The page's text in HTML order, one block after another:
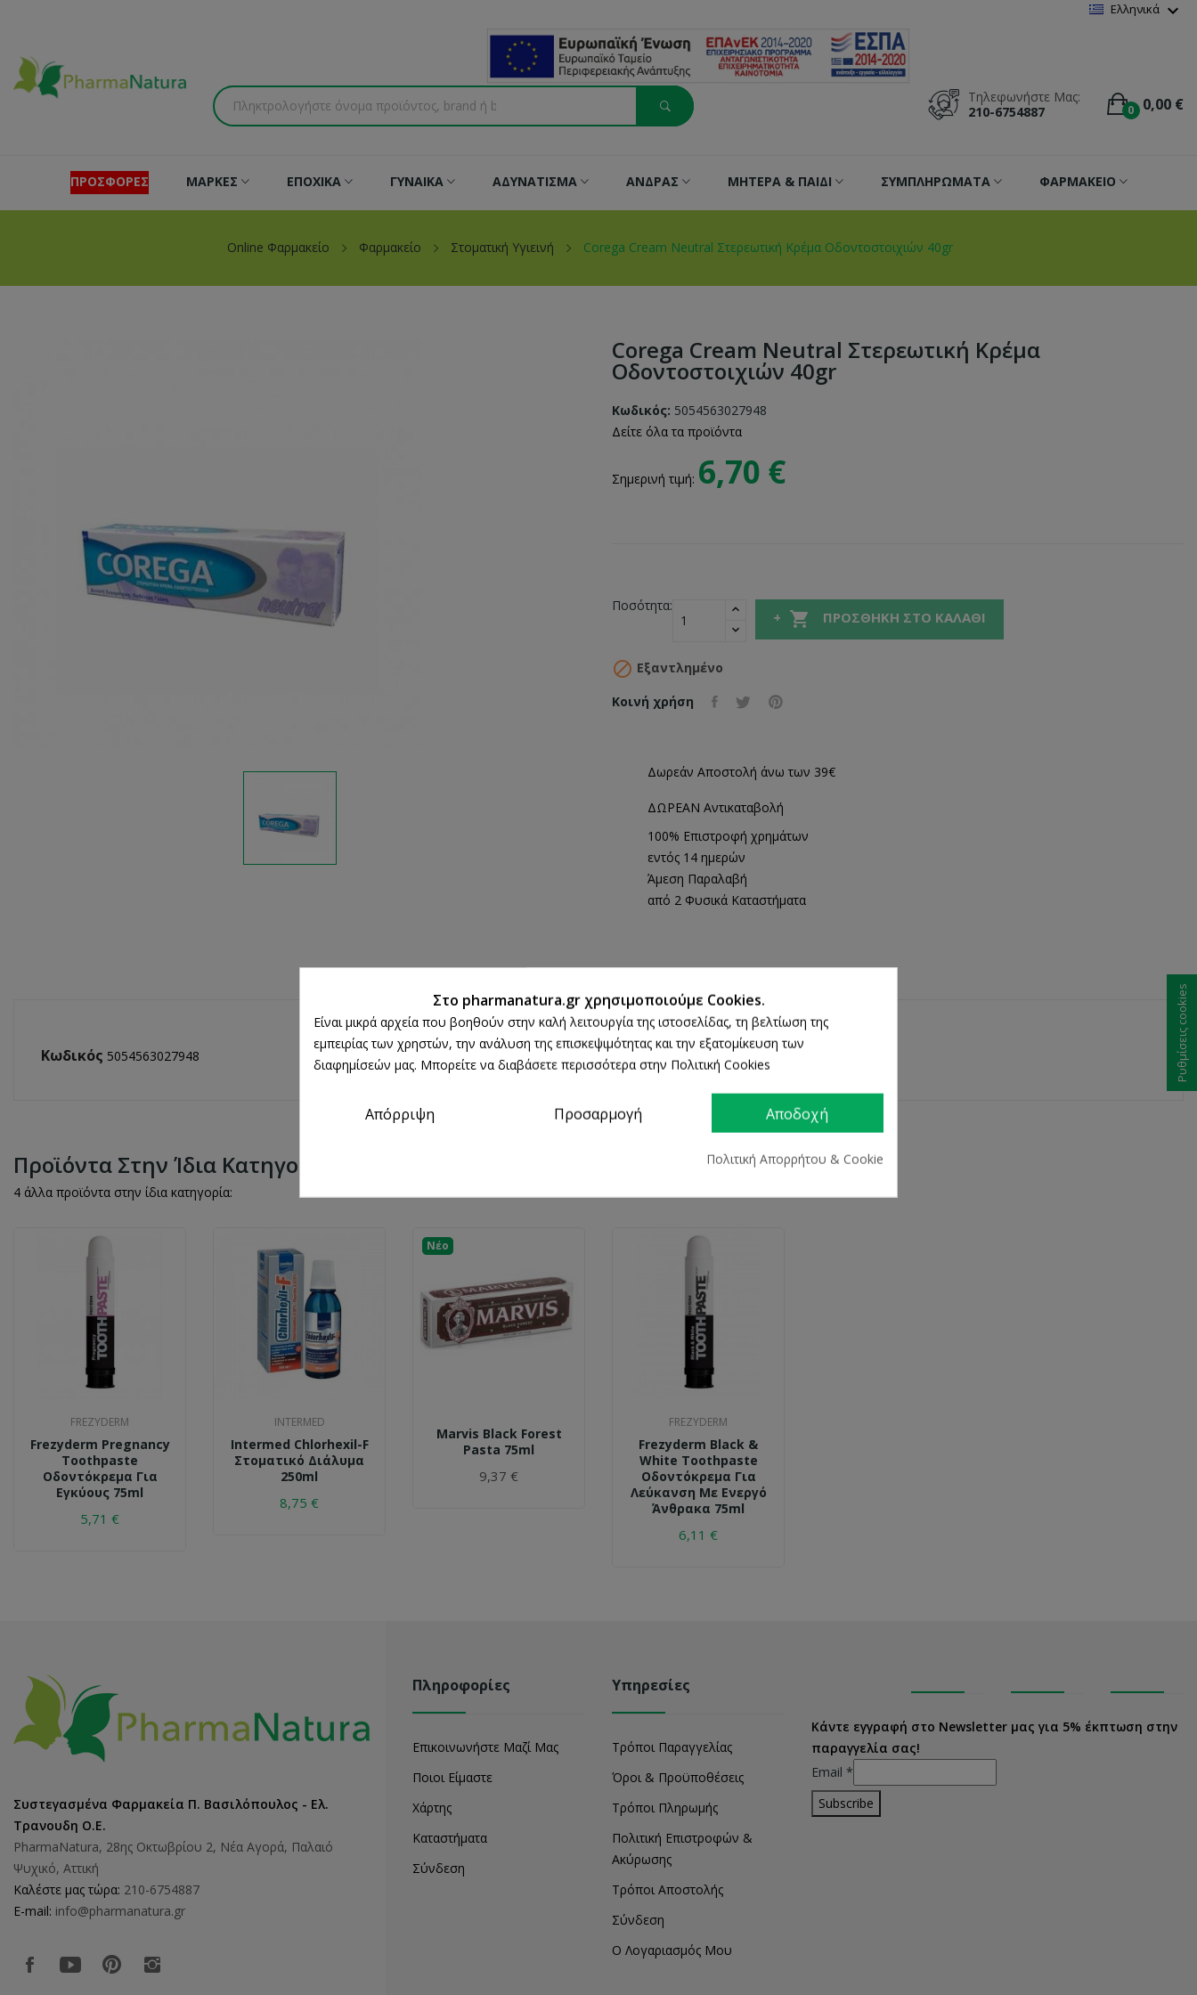
Ελληνικά expand_more
0 0,00 €
Τηλεφωνήστε Μας:
210-6754887
ΠΡΟΣΦΟΡΕΣ ΜΑΡΚΕΣ ΕΠΟΧΙΚΑ ΓΥΝΑΙΚΑ ΑΔΥΝΑΤΙΣΜΑ ΑΝΔΡΑΣ ΜΗΤΕΡΑ & ΠΑΙΔΙ ΣΥΜΠΛΗΡΩΜΑΤΑ ΦΑΡΜΑΚΕΙΟ
Online Φαρμακείο Φαρμακείο Στοματική Υγιεινή Corega Cream Neutral Στερεωτική Κρέμα Οδοντοστοιχιών 40gr
Corega Cream Neutral Στερεωτική Κρέμα
Οδοντοστοιχιών 40gr
Κωδικός: 5054563027948
Δείτε όλα τα προϊόντα
Σημερινή τιμή: 6,70 €
Ποσότητα:
 ΠΡΟΣΘΉΚΗ ΣΤΟ ΚΑΛΆΘΙ
 Εξαντλημένο
Κοινή χρήση
Δωρεάν Αποστολή άνω των 39€
ΔΩΡΕΑΝ Αντικαταβολή
100% Επιστροφή χρημάτων
εντός 14 ημερών
Άμεση Παραλαβή
από 2 Φυσικά Καταστήματα
ΛΕΠΤΟΜΈΡΕΙΕΣ ΠΡΟΪΌΝΤΟΣ
Κωδικός 5054563027948
Προϊόντα Στην Ίδια Κατηγορία
4 άλλα προϊόντα στην ίδια κατηγορία:
FREZYDERM
Frezyderm Pregnancy
Toothpaste
Οδοντόκρεμα Για
Εγκύους 75ml
5,71 €
INTERMED
Intermed Chlorhexil-F
Στοματικό Διάλυμα
250ml
8,75 €
Νέο
Marvis Black Forest
Pasta 75ml
9,37 €
FREZYDERM
Frezyderm Black &
White Toothpaste
Οδοντόκρεμα Για
Λεύκανση Με Ενεργό
Άνθρακα 75ml
6,11 €
Συστεγασμένα Φαρμακεία Π. Βασιλόπουλος - Ελ.
Τρανουδη Ο.Ε.
PharmaNatura, 28ης Οκτωβρίου 2, Νέα Αγορά, Παλαιό
Ψυχικό, Αττική
Καλέστε μας τώρα: 210-6754887
E-mail: info@pharmanatura.gr
Πληροφορίες
Επικοινωνήστε Μαζί Μας
Ποιοι Είμαστε
Χάρτης
Καταστήματα
Σύνδεση
Υπηρεσίες
Τρόποι Παραγγελίας
Όροι & Προϋποθέσεις
Τρόποι Πληρωμής
Πολιτική Επιστροφών &
Ακύρωσης
Τρόποι Αποστολής
Σύνδεση
Ο Λογαριασμός Μου
Κάντε εγγραφή στο Newsletter μας για 5% έκπτωση στην
παραγγελία σας!
Email *
Στο pharmanatura.gr χρησιμοποιούμε Cookies.
Είναι μικρά αρχεία που βοηθούν στην καλή λειτουργία της ιστοσελίδας, τη βελτίωση της
εμπειρίας των χρηστών, την ανάλυση της επισκεψιμότητας και την εξατομίκευση των
διαφημίσεών μας. Μπορείτε να διαβάσετε περισσότερα στην Πολιτική Cookies
Απόρριψη Προσαρμογή Αποδοχή
Πολιτική Απορρήτου & Cookie
Ρυθμίσεις cookies